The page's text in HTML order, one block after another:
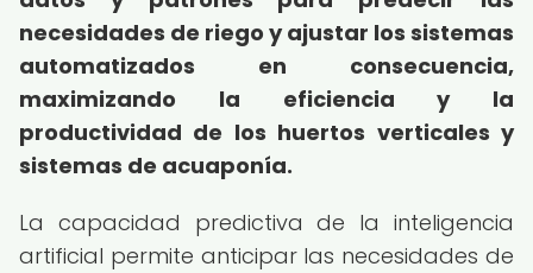
necesidades de riego y ajustar los sistemas
automatizados en consecuencia,
maximizando la eficiencia y la
productividad de los huertos verticales y
sistemas de acuaponía.
La capacidad predictiva de la inteligencia
artificial permite anticipar las necesidades de